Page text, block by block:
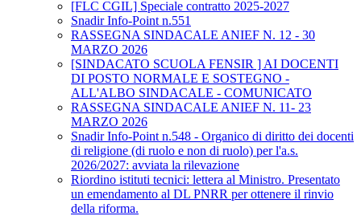
[FLC CGIL] Speciale contratto 2025-2027
Snadir Info-Point n.551
RASSEGNA SINDACALE ANIEF N. 12 - 30
MARZO 2026
[SINDACATO SCUOLA FENSIR ] AI DOCENTI
DI POSTO NORMALE E SOSTEGNO -
ALL'ALBO SINDACALE - COMUNICATO
RASSEGNA SINDACALE ANIEF N. 11- 23
MARZO 2026
Snadir Info-Point n.548 - Organico di diritto dei docenti
di religione (di ruolo e non di ruolo) per l'a.s.
2026/2027: avviata la rilevazione
Riordino istituti tecnici: lettera al Ministro. Presentato
un emendamento al DL PNRR per ottenere il rinvio
della riforma.